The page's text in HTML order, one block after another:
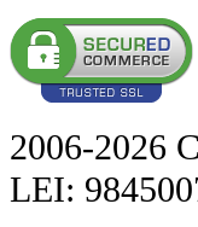
2006-2026
LEI: